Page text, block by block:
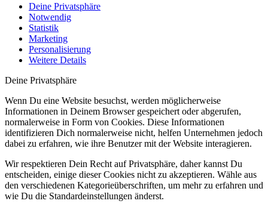
Deine Privatsphäre
Notwendig
Statistik
Marketing
Personalisierung
Weitere Details
Deine Privatsphäre
Wenn Du eine Website besuchst, werden möglicherweise
Informationen in Deinem Browser gespeichert oder abgerufen,
normalerweise in Form von Cookies. Diese Informationen
identifizieren Dich normalerweise nicht, helfen Unternehmen jedoch
dabei zu erfahren, wie ihre Benutzer mit der Website interagieren.
Wir respektieren Dein Recht auf Privatsphäre, daher kannst Du
entscheiden, einige dieser Cookies nicht zu akzeptieren. Wähle aus
den verschiedenen Kategorieüberschriften, um mehr zu erfahren und
wie Du die Standardeinstellungen änderst.